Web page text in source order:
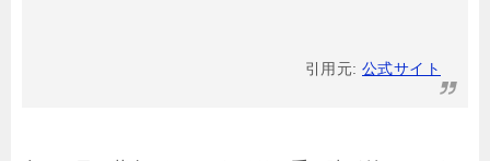
引用元: 公式サイト